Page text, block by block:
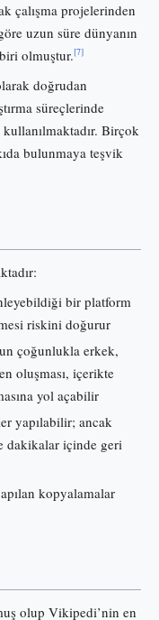
çalışma projelerinden
uzun süre dünyanın
olmuştur.[7]
doğrudan
süreçlerinde
Birçok
bulunmaya teşvik
bir platform
riskini doğurur
çoğunlukla erkek,
oluşması, içerikte
yol açabilir
yapılabilir; ancak
dakikalar içinde geri
kopyalamalar
olup Vikipedi’nin en